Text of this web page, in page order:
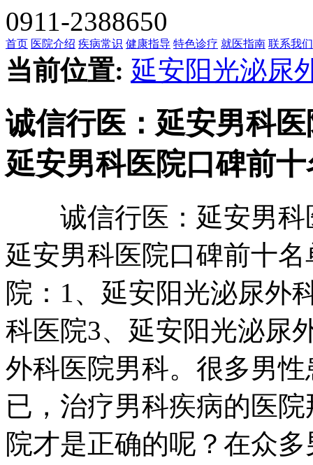
0911-2388650
首页 医院介绍 疾病常识 健康指导 特色诊疗 就医指南 联系我们
当前位置: 延安阳光泌尿
诚信行医：延安男科
延安男科医院口碑前
诚信行医：延安男科
延安男科医院口碑前十
院：1、延安阳光泌尿外
科医院3、延安阳光泌尿
外科医院男科。很多男
已，治疗男科疾病的医
院才是正确的呢？在众